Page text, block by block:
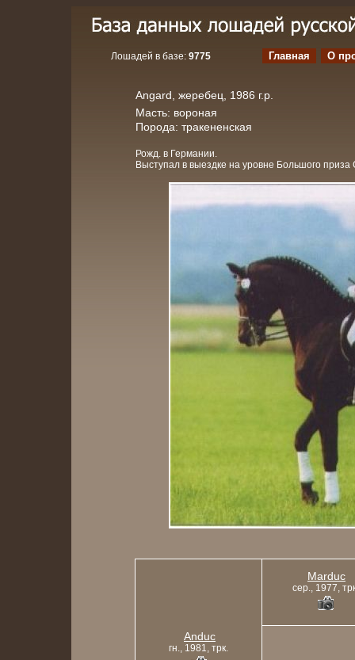
Лошадей в базе: 9775 Главная О
Angard, жеребец, 1986 г.р.
Масть: вороная
Порода: тракененская
Рожд. в Германии.
Выступал в выездке на уровне Большого приза
Anduc
гн., 1981, трк.
Marduc
сер., 1977,